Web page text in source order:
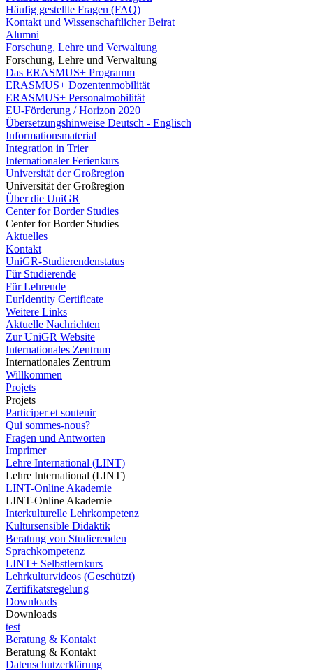
Häufig gestellte Fragen (FAQ)
Kontakt und Wissenschaftlicher Beirat
Alumni
Forschung, Lehre und Verwaltung
Forschung, Lehre und Verwaltung
Das ERASMUS+ Programm
ERASMUS+ Dozentenmobilität
ERASMUS+ Personalmobilität
EU-Förderung / Horizon 2020
Übersetzungshinweise Deutsch - Englisch
Informationsmaterial
Integration in Trier
Internationaler Ferienkurs
Universität der Großregion
Universität der Großregion
Über die UniGR
Center for Border Studies
Center for Border Studies
Aktuelles
Kontakt
UniGR-Studierendenstatus
Für Studierende
Für Lehrende
EurIdentity Certificate
Weitere Links
Aktuelle Nachrichten
Zur UniGR Website
Internationales Zentrum
Internationales Zentrum
Willkommen
Projets
Projets
Participer et soutenir
Qui sommes-nous?
Fragen und Antworten
Imprimer
Lehre International (LINT)
Lehre International (LINT)
LINT-Online Akademie
LINT-Online Akademie
Interkulturelle Lehrkompetenz
Kultursensible Didaktik
Beratung von Studierenden
Sprachkompetenz
LINT+ Selbstlernkurs
Lehrkulturvideos (Geschützt)
Zertifikatsregelung
Downloads
Downloads
test
Beratung & Kontakt
Beratung & Kontakt
Datenschutzerklärung